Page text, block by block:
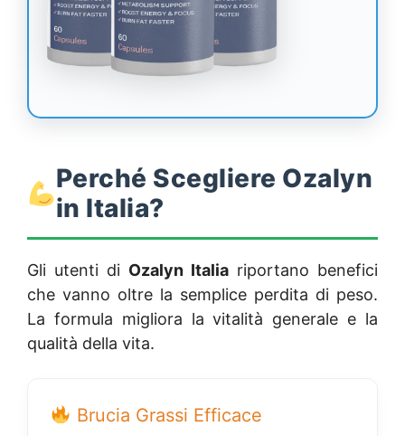
Perché Scegliere Ozalyn
in Italia?
Gli utenti di Ozalyn Italia riportano benefici
che vanno oltre la semplice perdita di peso.
La formula migliora la vitalità generale e la
qualità della vita.
Brucia Grassi Efficace